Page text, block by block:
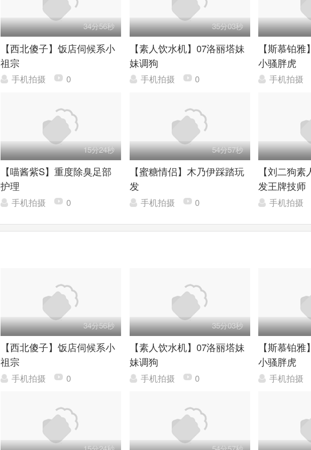
34分56秒
【西北傻子】饭店伺候系小
祖宗
手机拍摄 0
35分03秒
【素人饮水机】07洛丽塔妹
妹调狗
手机拍摄 0
【斯慕铂
小骚胖虎
手机拍摄
15分24秒
【喵酱紫S】重度除臭足部
护理
手机拍摄 0
54分57秒
【蜜糖情侣】木乃伊踩踏玩
发
手机拍摄 0
【刘二狗
发王牌技师
手机拍摄
34分56秒
【西北傻子】饭店伺候系小
祖宗
手机拍摄 0
35分03秒
【素人饮水机】07洛丽塔妹
妹调狗
手机拍摄 0
【斯慕铂
小骚胖虎
手机拍摄